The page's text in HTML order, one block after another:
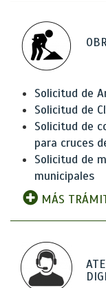
Solicitud de
Solicitud de
Solicitud de
para cruces
Solicitud de
municipales
MÁS